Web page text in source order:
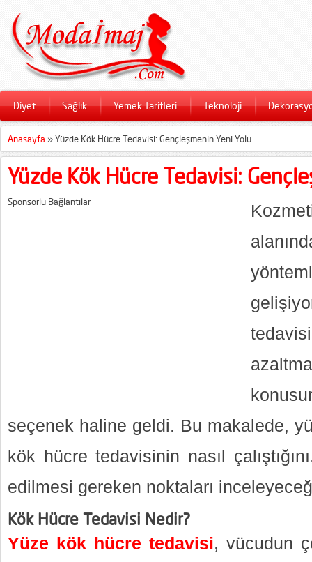
Diyet Sağlık Yemek Tarifleri Teknoloji
Anasayfa »Yüzde Kök Hücre Tedavisi: Gençleşmenin Yeni Yolu
Yüzde Kök Hücre Tedavisi:
Sponsorlu Bağlantılar
seçenek haline geldi. Bu makalede,
kök hücre tedavisinin nasıl
edilmesi gereken noktaları
Kök Hücre Tedavisi Nedir?
Yüze kök hücre tedavisi, vücudun